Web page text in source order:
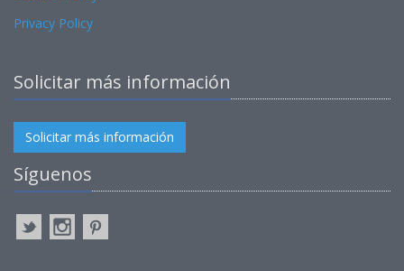
Privacy Policy
Solicitar más información
Solicitar más información
Síguenos